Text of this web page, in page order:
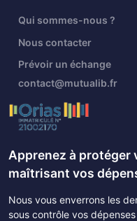
Qui sommes-nous ?
Nous contacter
Prévoir un échange
contact@mutualib.fr
Apprenez à protéger
maîtrisant vos
Nous vous enverrons les
sous contrôle vos